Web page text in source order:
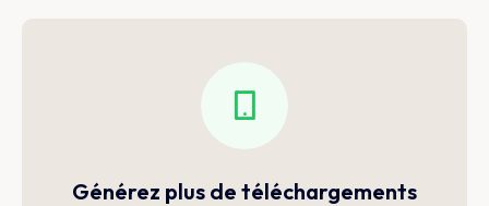
Générez plus de téléchargements